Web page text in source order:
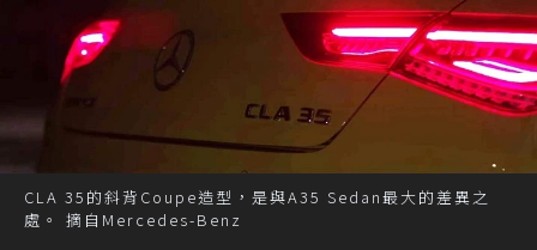
CLA 35的斜背Coupe造型，是與A35 Sedan最大的差異之
處。 摘自Mercedes-Benz